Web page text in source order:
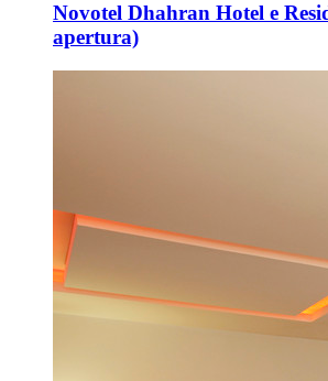
Novotel Dhahran Hotel e
apertura)